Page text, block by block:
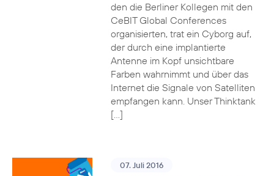
den die Berliner Kollegen mit den
CeBIT Global Conferences
organisierten, trat ein Cyborg auf,
der durch eine implantierte
Antenne im Kopf unsichtbare
Farben wahrnimmt und über das
Internet die Signale von Satelliten
empfangen kann. Unser Thinktank
[…]
07. Juli 2016